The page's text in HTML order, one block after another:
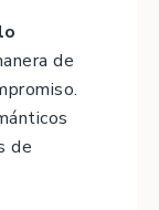
de
de